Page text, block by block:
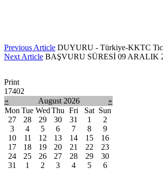
Previous Article DUYURU - Türkiye-KKTC
Next Article BAŞVURU SÜRESİ 09
Print
17402
«
August 2026
»
Mon Tue WedThu Fri Sat Sun
27
28 29 30 31 1
2
3
4 5 6 7 8
9
10
11 12 13 14 15
16
17
18 19 20 21 22
23
24
25 26 27 28 29
30
31
1 2 3 4 5 6